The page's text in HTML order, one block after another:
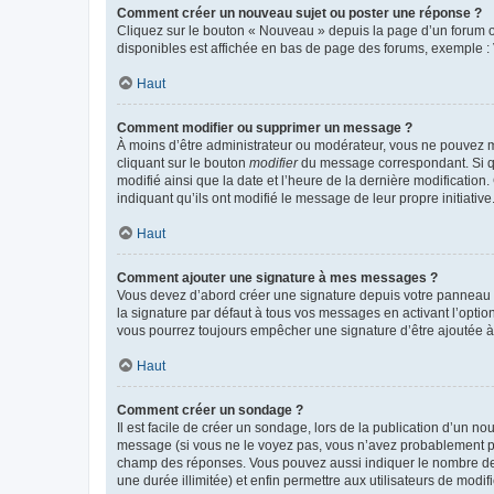
Comment créer un nouveau sujet ou poster une réponse ?
Cliquez sur le bouton « Nouveau » depuis la page d’un
disponibles est affichée en bas de page des forums, exemple
Haut
Comment modifier ou supprimer un message ?
À moins d’être administrateur ou modérateur, vous ne
cliquant sur le bouton modifierdu message correspondant. Si
modifié ainsi que la date et l’heure de la dernière
indiquant qu’ils ont modifié le message de leur propre
Haut
Comment ajouter une signature à mes messages ?
Vous devez d’abord créer une signature depuis votre
la signature par défaut à tous vos messages en activant
vous pourrez toujours empêcher une signature d’être ajoutée
Haut
Comment créer un sondage ?
Il est facile de créer un sondage, lors de la publication d’un
message (si vous ne le voyez pas, vous n’avez
champ des réponses. Vous pouvez aussi indiquer le nombre
une durée illimitée) et enfin permettre aux utilisateurs de